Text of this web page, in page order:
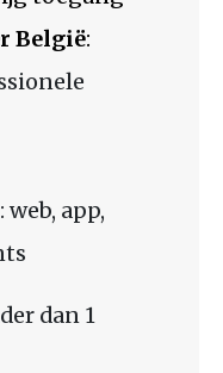
België:
app,
dan 1